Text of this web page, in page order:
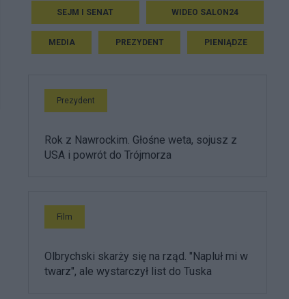
SEJM I SENAT WIDEO SALON24
MEDIA PREZYDENT PIENIĄDZE
Prezydent
Rok z Nawrockim. Głośne weta, sojusz z
USA i powrót do Trójmorza
Film
Olbrychski skarży się na rząd. "Napluł mi w
twarz", ale wystarczył list do Tuska